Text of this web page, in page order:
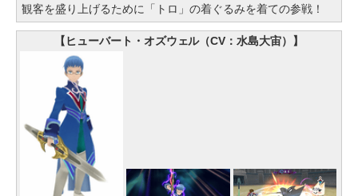
観客を盛り上げるために「トロ」の着ぐるみを着ての参戦！
【ヒューバート・オズウェル（CV：水島大宙）】